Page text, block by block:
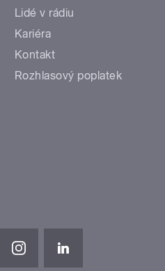
Lidé v rádiu
Kariéra
Kontakt
Rozhlasový poplatek